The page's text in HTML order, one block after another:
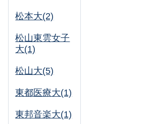
松本大(2)
松山東雲女子
大(1)
松山大(5)
東都医療大(1)
東邦音楽大(1)